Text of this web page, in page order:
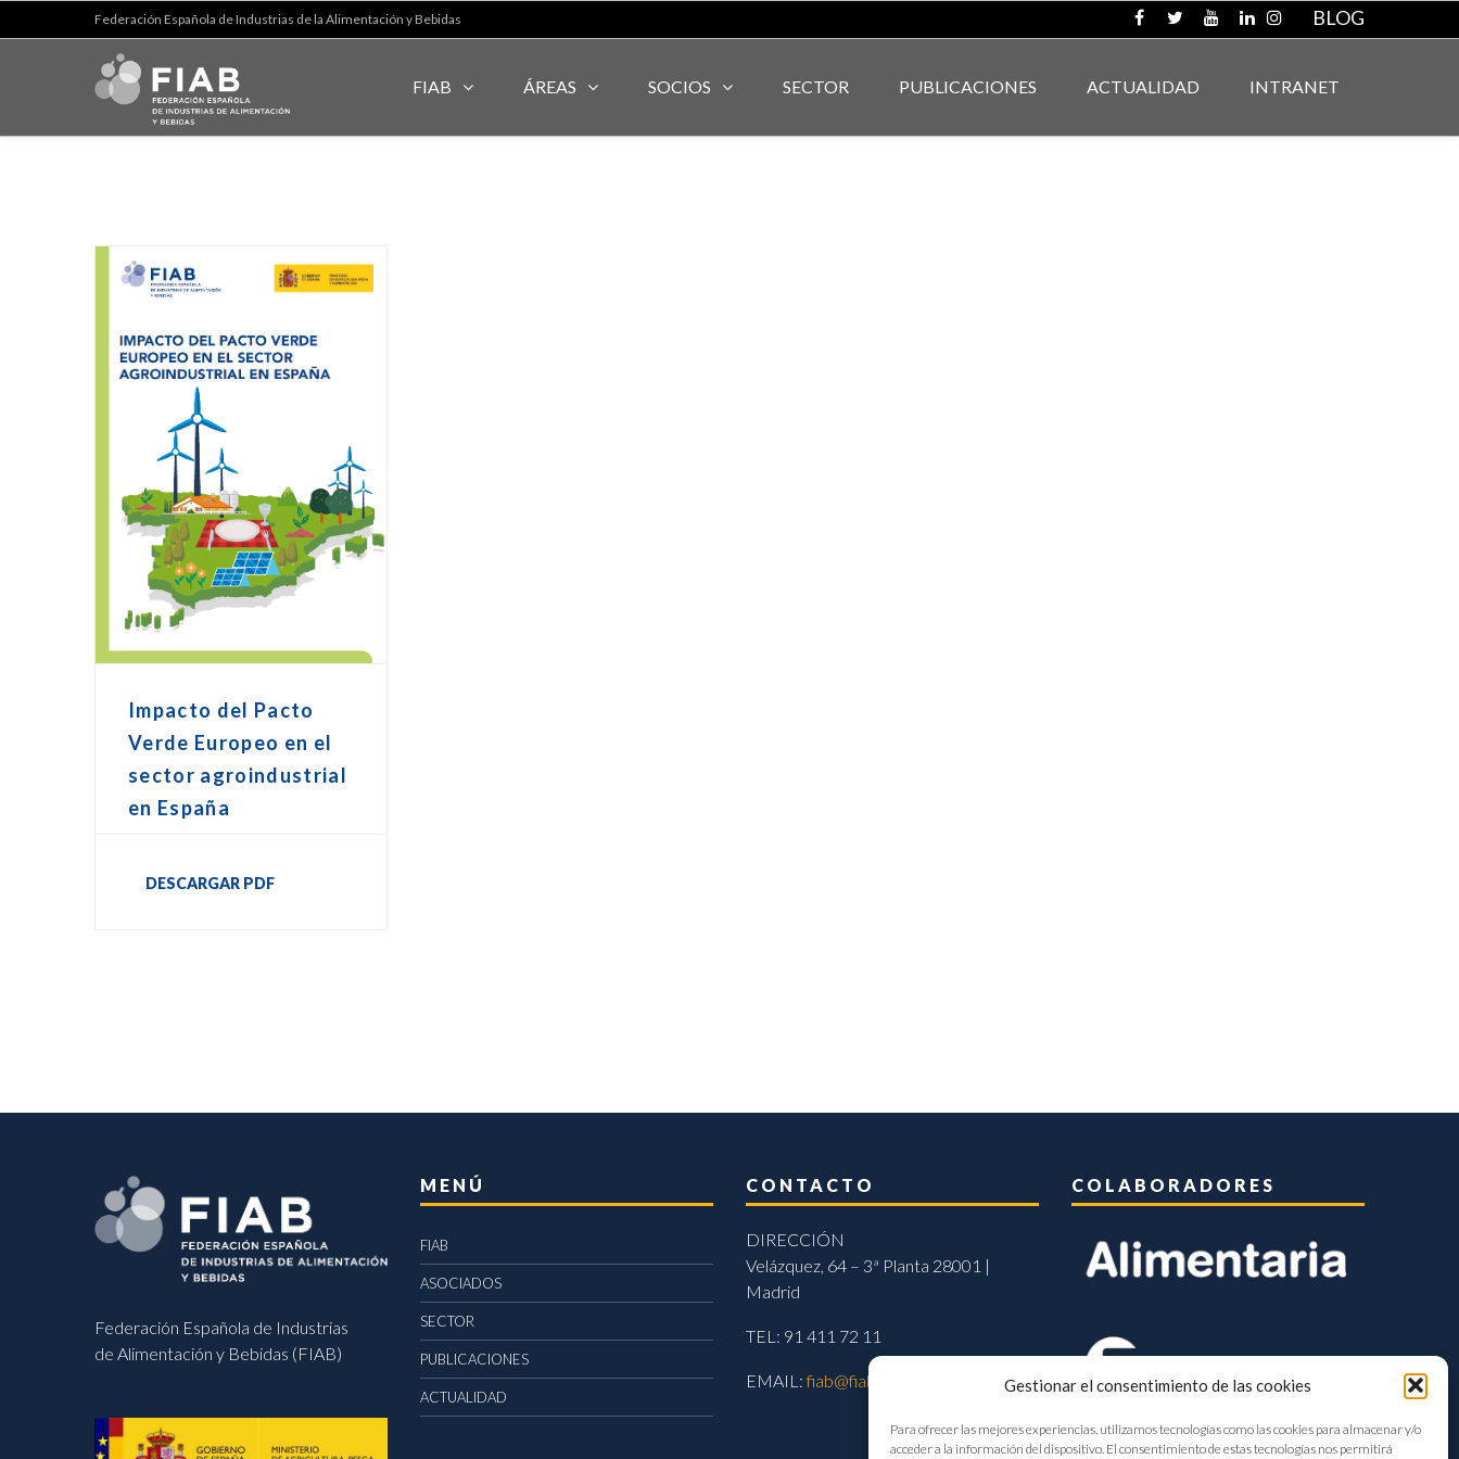
Gestionar el consentimiento de las cookies
Para ofrecer las mejores experiencias, utilizamos tecnologías como las cookies para almacenar y/o
acceder a la información del dispositivo. El consentimiento de estas tecnologías nos permitirá
Federación Española de Industrias de la Alimentación y Bebidas BLOG
FIAB ÁREAS SOCIOS SECTOR PUBLICACIONES ACTUALIDAD INTRANET
Impacto del Pacto
Verde Europeo en el
sector agroindustrial
en España
DESCARGAR PDF
Federación Española de Industrias
de Alimentación y Bebidas (FIAB)
MENÚ
FIAB
ASOCIADOS
SECTOR
PUBLICACIONES
ACTUALIDAD
CONTACTO
DIRECCIÓN
Velázquez, 64 – 3ª Planta 28001 |
Madrid
TEL: 91 411 72 11
EMAIL:fiab@fiab.es
COLABORADORES